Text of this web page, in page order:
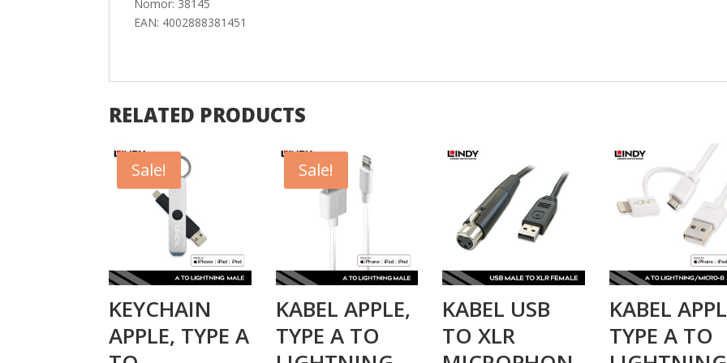
Nomor: 38145
EAN: 4002888381451
RELATED PRODUCTS
Sale!
KEYCHAIN
APPLE, TYPE A
Sale!
KABEL APPLE,
TYPE A TO
KABEL USB
TO XLR
KABEL
TYPE A TO